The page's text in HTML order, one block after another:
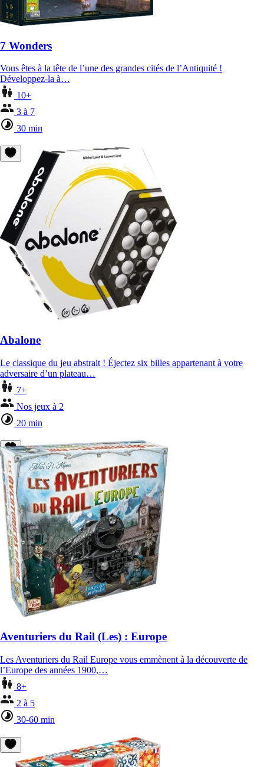
7 Wonders
Vous êtes à la tête de l’une des grandes cités de l’Antiquité !
Développez-la à…
10+
3 à 7
30 min
Abalone
Le classique du jeu abstrait ! Éjectez six billes appartenant à votre
adversaire d’un plateau…
7+
Nos jeux à 2
20 min
Aventuriers du Rail (Les) : Europe
Les Aventuriers du Rail Europe vous emmènent à la découverte de
l’Europe des années 1900,…
8+
2 à 5
30-60 min